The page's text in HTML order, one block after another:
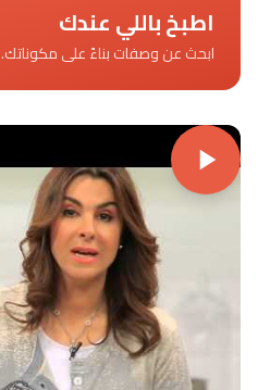
اطبخ باللي عندك
ابحث عن وصفات بناءً على مكوناتك.